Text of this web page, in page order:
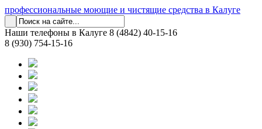
профессиональные моющие и чистящие средства в Калуге
Наши телефоны в Калуге 8 (4842) 40-15-16
8 (930) 754-15-16